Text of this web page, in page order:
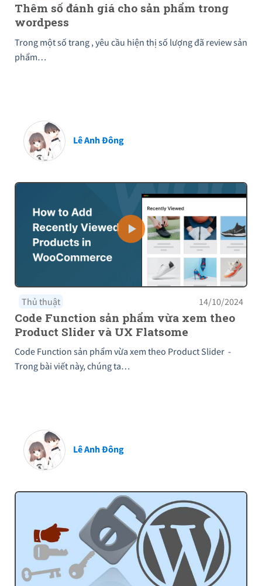
Thêm số đánh giá cho sản phẩm trong
wordpess
Trong một số trang , yêu cầu hiện thị số lượng đã review sản
phẩm…
Lê Anh Đông
Thủ thuật 14/10/2024
Code Function sản phẩm vừa xem theo
Product Slider và UX Flatsome
Code Function sản phẩm vừa xem theo Product Slider -
Trong bài viết này, chúng ta…
Lê Anh Đông